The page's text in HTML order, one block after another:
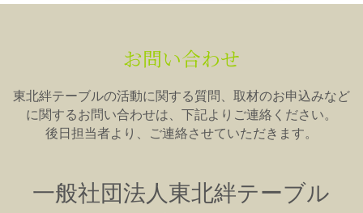
お問い合わせ
東北絆テーブルの活動に関する質問、取材のお申込みなど
に関するお問い合わせは、下記よりご連絡ください。
後日担当者より、ご連絡させていただきます。
一般社団法人東北絆テーブル